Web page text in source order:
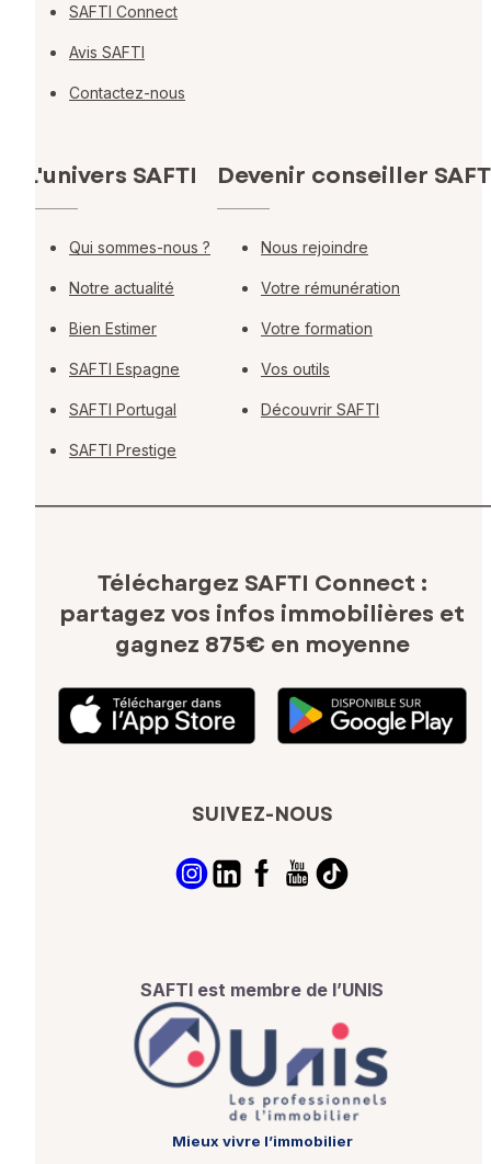
SAFTI Connect
Avis SAFTI
Contactez-nous
L'univers SAFTI
Qui sommes-nous ?
Notre actualité
Bien Estimer
SAFTI Espagne
SAFTI Portugal
SAFTI Prestige
Devenir conseiller
Nous rejoindre
Votre rémunération
Votre formation
Vos outils
Découvrir SAFTI
Téléchargez SAFTI Connect :
partagez vos infos immobilières et
gagnez 875€ en moyenne
SUIVEZ-NOUS
SAFTI est membre de l’UNIS
Mieux vivre l’immobilier